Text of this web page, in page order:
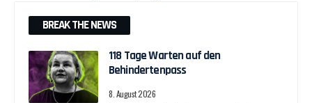
BREAK THE NEWS
118 Tage Warten auf den
Behindertenpass
8. August 2026